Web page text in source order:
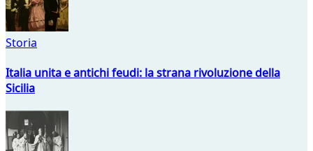
Storia
Italia unita e antichi feudi: la strana rivoluzione della
Sicilia